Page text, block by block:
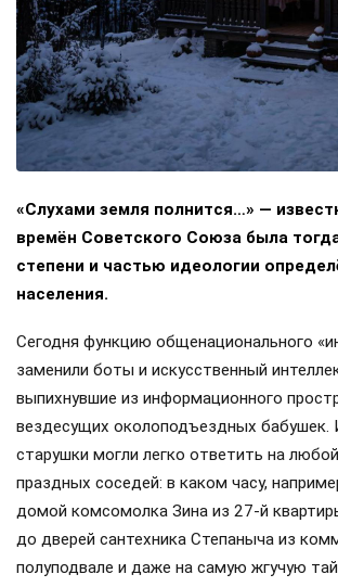
«Слухами земля полнится…» —
времён Советского Союза была
степени и частью идеологии
населения.
Сегодня функцию общенационального
заменили боты и искусственный
выпихнувшие из информационного
вездесущих околоподъездных бабушек.
старушки могли легко ответить на
праздных соседей: в каком часу,
домой комсомолка Зина из 27-й
до дверей сантехника Степаныча из
полуподвале и даже на самую жгучую